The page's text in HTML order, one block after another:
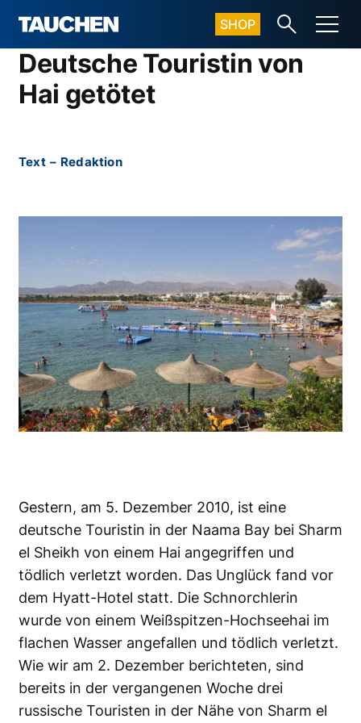
SHOP
Deutsche Touristin von
Hai getötet
Text – Redaktion
Gestern, am 5. Dezember 2010, ist eine
deutsche Touristin in der Naama Bay bei Sharm
el Sheikh von einem Hai angegriffen und
tödlich verletzt worden. Das Unglück fand vor
dem Hyatt-Hotel statt. Die Schnorchlerin
wurde von einem Weißspitzen-Hochseehai im
flachen Wasser angefallen und tödlich verletzt.
Wie wir am 2. Dezember berichteten, sind
bereits in der vergangenen Woche drei
russische Touristen in der Nähe von Sharm el